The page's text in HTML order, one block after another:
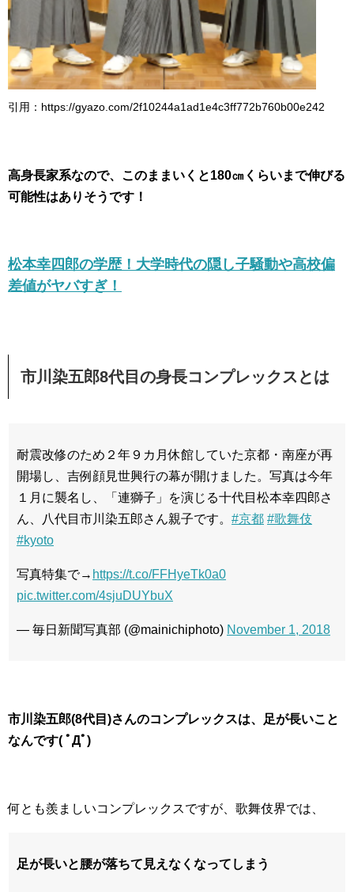
引用：https://gyazo.com/2f10244a1ad1e4c3ff772b760b00e242
高身長家系なので、このままいくと180㎝くらいまで伸びる
可能性はありそうです！
松本幸四郎の学歴！大学時代の隠し子騒動や高校偏
差値がヤバすぎ！
市川染五郎8代目の身長コンプレックスとは
耐震改修のため２年９カ月休館していた京都・南座が再
開場し、吉例顔見世興行の幕が開けました。写真は今年
１月に襲名し、「連獅子」を演じる十代目松本幸四郎さ
ん、八代目市川染五郎さん親子です。 #京都 #歌舞伎
#kyoto
写真特集で→ https://t.co/FFHyeTk0a0
pic.twitter.com/4sjuDUYbuX
— 毎日新聞写真部 (@mainichiphoto) November 1, 2018
市川染五郎(8代目)さんのコンプレックスは、足が長いこと
なんです( ﾟДﾟ)
何とも羨ましいコンプレックスですが、歌舞伎界では、
足が長いと腰が落ちて見えなくなってしまう